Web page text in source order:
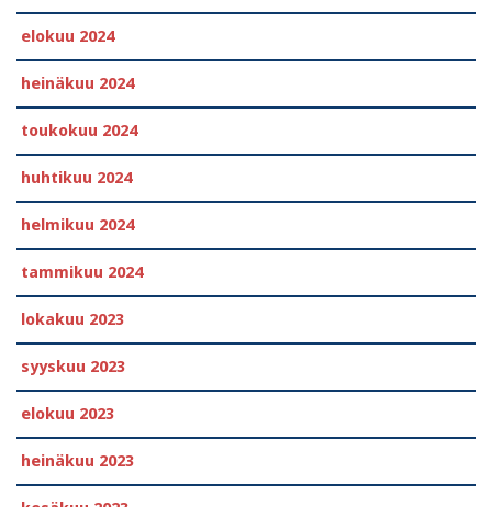
elokuu 2024
heinäkuu 2024
toukokuu 2024
huhtikuu 2024
helmikuu 2024
tammikuu 2024
lokakuu 2023
syyskuu 2023
elokuu 2023
heinäkuu 2023